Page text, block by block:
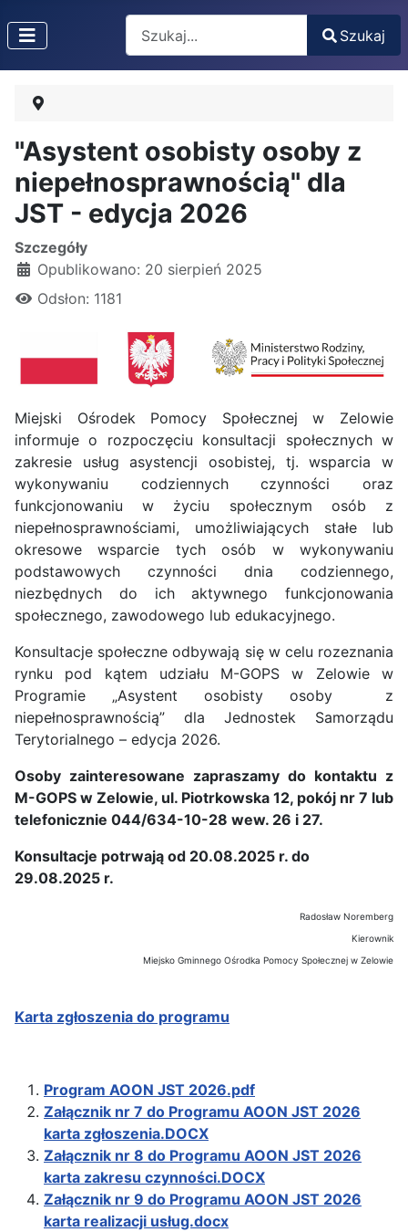
Type 2 or more characters for results.
Szukaj
"Asystent osobisty osoby z
niepełnosprawnością" dla
JST - edycja 2026
Szczegóły
Opublikowano: 20 sierpień 2025
Odsłon: 1181
Miejski Ośrodek Pomocy Społecznej w Zelowie
informuje o rozpoczęciu konsultacji społecznych w
zakresie usług asystencji osobistej, tj. wsparcia w
wykonywaniu codziennych czynności oraz
funkcjonowaniu w życiu społecznym osób z
niepełnosprawnościami, umożliwiających stałe lub
okresowe wsparcie tych osób w wykonywaniu
podstawowych czynności dnia codziennego,
niezbędnych do ich aktywnego funkcjonowania
społecznego, zawodowego lub edukacyjnego.
Konsultacje społeczne odbywają się w celu rozeznania
rynku pod kątem udziału M-GOPS w Zelowie w
Programie „Asystent osobisty osoby z
niepełnosprawnością” dla Jednostek Samorządu
Terytorialnego – edycja 2026.
Osoby zainteresowane zapraszamy do kontaktu z
M-GOPS w Zelowie, ul. Piotrkowska 12, pokój nr 7 lub
telefonicznie 044/634-10-28 wew. 26 i 27.
Konsultacje potrwają od 20.08.2025 r. do
29.08.2025 r.
Radosław Noremberg
Kierownik
Miejsko Gminnego Ośrodka Pomocy Społecznej w Zelowie
Karta zgłoszenia do programu
Program AOON JST 2026.pdf
Załącznik nr 7 do Programu AOON JST 2026
karta zgłoszenia.DOCX
Załącznik nr 8 do Programu AOON JST 2026
karta zakresu czynności.DOCX
Załącznik nr 9 do Programu AOON JST 2026
karta realizacji usług.docx